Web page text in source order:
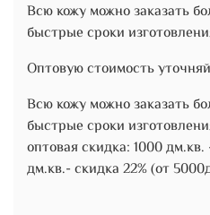
Всю кожу можно заказать
быстрые сроки
Оптовую стоимость
Всю кожу можно заказать
быстрые сроки
оптовая скидка: 1000
дм.кв.- скидка 22% (от